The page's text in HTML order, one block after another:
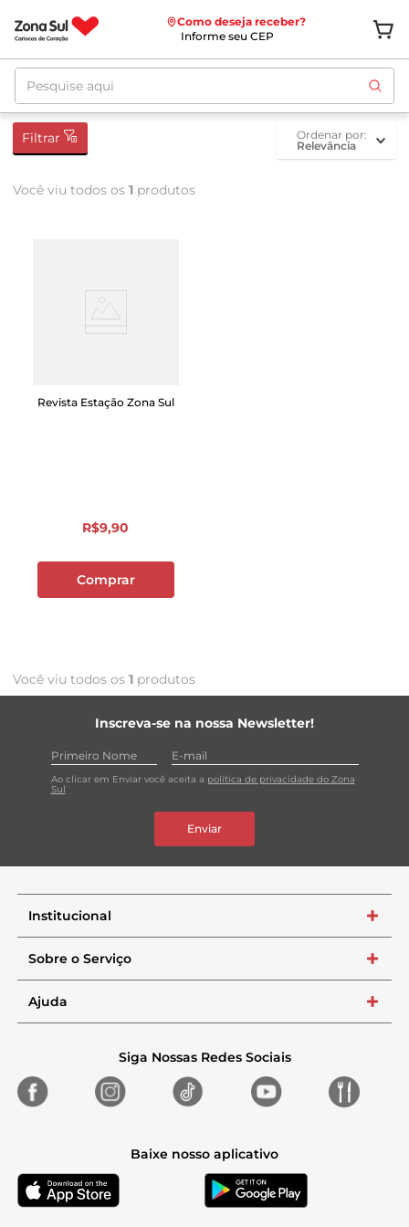
Como deseja receber?
Informe seu CEP
Pesquise aqui
Filtrar
ordenar por
Relevância
Você viu todos os 1 produtos
Revista Estação Zona Sul
R$9,90
Comprar
Você viu todos os 1 produtos
Inscreva-se na nossa Newsletter!
Ao clicar em Enviar você aceita a política de privacidade do Zona
Sul
Enviar
Institucional +
Sobre o Serviço +
Ajuda +
Siga Nossas Redes Sociais
Baixe nosso aplicativo